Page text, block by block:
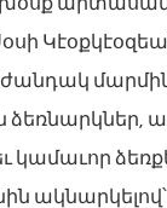
ձեռնարկներ,
կամաւոր